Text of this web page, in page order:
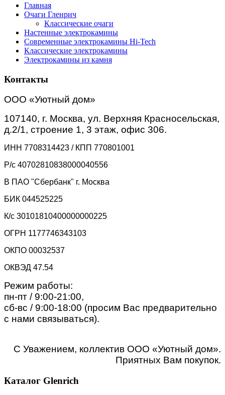
Главная
Очаги Гленрич
Классические очаги
Настенные электрокамины
Современные электрокамины Hi-Tech
Классические электрокамины
Электрокамины из камня
Контакты
ООО «Уютный дом»
107140, г. Москва, ул. Верхняя Красносельская,
д.2/1, строение 1, 3 этаж, офис 306.
ИНН 7708314423 / КПП 770801001
Р/с 40702810838000040556
В ПАО "Сбербанк" г. Москва
БИК 044525225
К/с 30101810400000000225
ОГРН 1177746343103
ОКПО 00032537
ОКВЭД 47.54
Режим работы:
пн-пт / 9:00-21:00,
сб-вс / 9:00-18:00 (просим Вас предварительно
с нами связываться).
С Уважением, коллектив ООО «Уютный дом».
Приятных Вам покупок.
Каталог Glenrich